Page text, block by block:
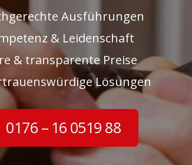
Ausführungen
& Leidenschaft
& transparente Preise
Lösungen
0176 – 16 0519 88